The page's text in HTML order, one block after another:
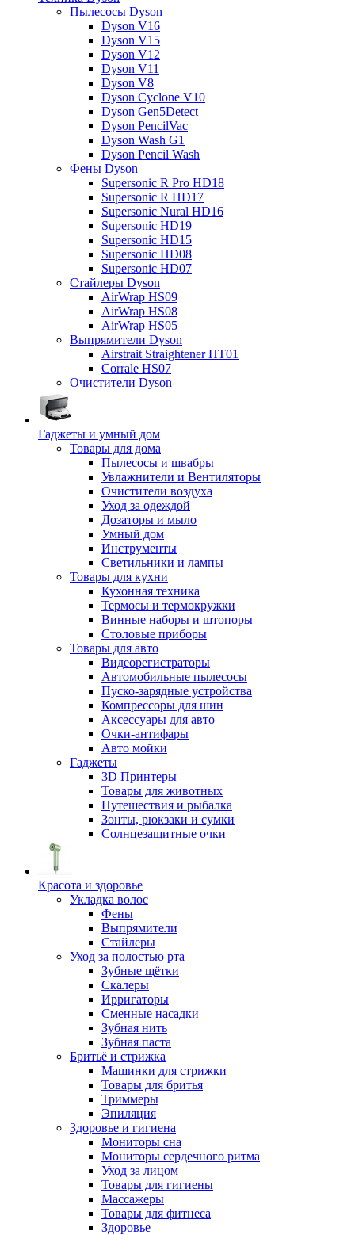
Пылесосы Dyson
Dyson V16
Dyson V15
Dyson V12
Dyson V11
Dyson V8
Dyson Cyclone V10
Dyson Gen5Detect
Dyson PencilVac
Dyson Wash G1
Dyson Pencil Wash
Фены Dyson
Supersonic R Pro HD18
Supersonic R HD17
Supersonic Nural HD16
Supersonic HD19
Supersonic HD15
Supersonic HD08
Supersonic HD07
Стайлеры Dyson
AirWrap HS09
AirWrap HS08
AirWrap HS05
Выпрямители Dyson
Airstrait Straightener HT01
Corrale HS07
Очистители Dyson
Гаджеты и умный дом
Товары для дома
Пылесосы и швабры
Увлажнители и Вентиляторы
Очистители воздуха
Уход за одеждой
Дозаторы и мыло
Умный дом
Инструменты
Светильники и лампы
Товары для кухни
Кухонная техника
Термосы и термокружки
Винные наборы и штопоры
Столовые приборы
Товары для авто
Видеорегистраторы
Автомобильные пылесосы
Пуско-зарядные устройства
Компрессоры для шин
Аксессуары для авто
Очки-антифары
Авто мойки
Гаджеты
3D Принтеры
Товары для животных
Путешествия и рыбалка
Зонты, рюкзаки и сумки
Солнцезащитные очки
Красота и здоровье
Укладка волос
Фены
Выпрямители
Стайлеры
Уход за полостью рта
Зубные щётки
Скалеры
Ирригаторы
Сменные насадки
Зубная нить
Зубная паста
Бритьё и стрижка
Машинки для стрижки
Товары для бритья
Триммеры
Эпиляция
Здоровье и гигиена
Мониторы сна
Мониторы сердечного ритма
Уход за лицом
Товары для гигиены
Массажеры
Товары для фитнеса
Здоровье